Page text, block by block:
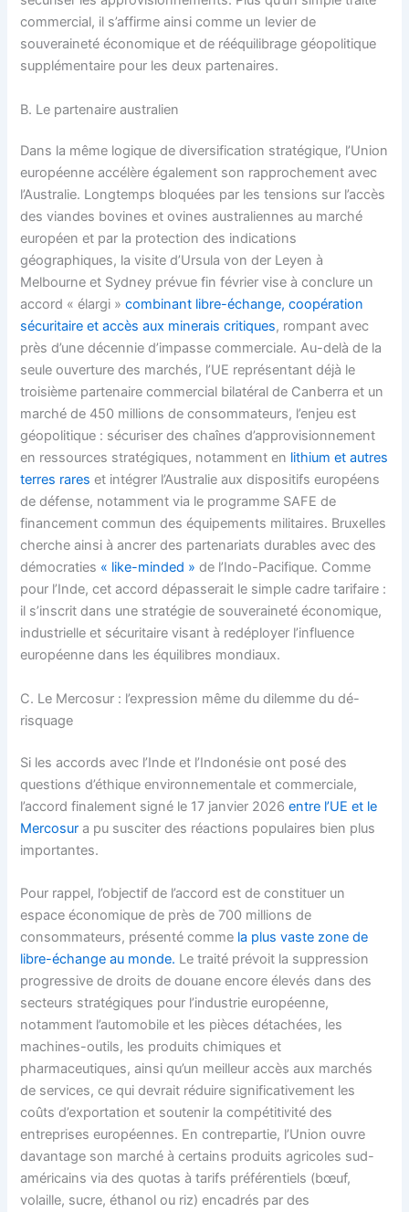
commercial, il s’affirme ainsi comme un levier de
souveraineté économique et de rééquilibrage géopolitique
supplémentaire pour les deux partenaires.
B. Le partenaire australien
Dans la même logique de diversification stratégique, l’Union
européenne accélère également son rapprochement avec
l’Australie. Longtemps bloquées par les tensions sur l’accès
des viandes bovines et ovines australiennes au marché
européen et par la protection des indications
géographiques, la visite d’Ursula von der Leyen à
Melbourne et Sydney prévue fin février vise à conclure un
accord « élargi »combinant libre-échange, coopération
sécuritaire et accès aux minerais critiques, rompant avec
près d’une décennie d’impasse commerciale. Au-delà de la
seule ouverture des marchés, l’UE représentant déjà le
troisième partenaire commercial bilatéral de Canberra et un
marché de 450 millions de consommateurs, l’enjeu est
géopolitique : sécuriser des chaînes d’approvisionnement
en ressources stratégiques, notamment en lithium et autres
terres rares et intégrer l’Australie aux dispositifs européens
de défense, notamment via le programme SAFE de
financement commun des équipements militaires. Bruxelles
cherche ainsi à ancrer des partenariats durables avec des
démocraties « like-minded » de l’Indo-Pacifique. Comme
pour l’Inde, cet accord dépasserait le simple cadre tarifaire :
il s’inscrit dans une stratégie de souveraineté économique,
industrielle et sécuritaire visant à redéployer l’influence
européenne dans les équilibres mondiaux.
C. Le Mercosur : l’expression même du dilemme du dé-
risquage
Si les accords avec l’Inde et l’Indonésie ont posé des
questions d’éthique environnementale et commerciale,
l’accord finalement signé le 17 janvier 2026entre l’UE et le
Mercosur a pu susciter des réactions populaires bien plus
importantes.
Pour rappel, l’objectif de l’accord est de constituer un
espace économique de près de 700 millions de
consommateurs, présenté comme la plus vaste zone de
libre-échange au monde. Le traité prévoit la suppression
progressive de droits de douane encore élevés dans des
secteurs stratégiques pour l’industrie européenne,
notamment l’automobile et les pièces détachées, les
machines-outils, les produits chimiques et
pharmaceutiques, ainsi qu’un meilleur accès aux marchés
de services, ce qui devrait réduire significativement les
coûts d’exportation et soutenir la compétitivité des
entreprises européennes. En contrepartie, l’Union ouvre
davantage son marché à certains produits agricoles sud-
américains via des quotas à tarifs préférentiels (bœuf,
volaille, sucre, éthanol ou riz) encadrés par des